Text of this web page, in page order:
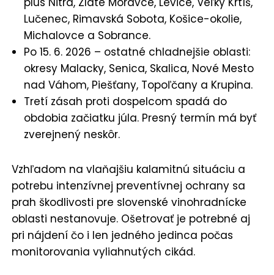
Lučenec, Rimavská Sobota, Košice-okolie,
Michalovce a Sobrance.
Po 15. 6. 2026 – ostatné chladnejšie oblasti:
okresy Malacky, Senica, Skalica, Nové Mesto
nad Váhom, Piešťany, Topoľčany a Krupina.
Tretí zásah proti dospelcom spadá do
obdobia začiatku júla. Presný termín má byť
zverejnený neskôr.
Vzhľadom na vlaňajšiu kalamitnú situáciu a
potrebu intenzívnej preventívnej ochrany sa
prah škodlivosti pre slovenské vinohradnícke
oblasti nestanovuje. Ošetrovať je potrebné aj
pri nájdení čo i len jedného jedinca počas
monitorovania vyliahnutých cikád.